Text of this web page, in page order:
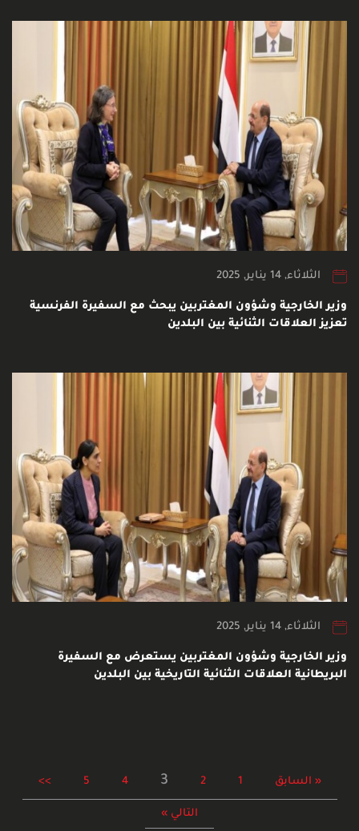
الثلاثاء, 14 يناير, 2025
وزير الخارجية وشؤون المغتربين يبحث مع السفيرة الفرنسية
تعزيز العلاقات الثنائية بين البلدين
الثلاثاء, 14 يناير, 2025
وزير الخارجية وشؤون المغتربين يستعرض مع السفيرة
البريطانية العلاقات الثنائية التاريخية بين البلدين
« السابق 1
2
3
4
5
>>
التالي »